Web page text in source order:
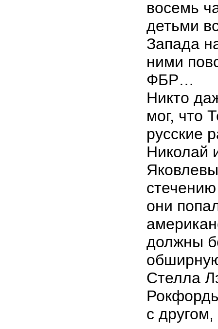
восемь
детьми
Запада
ними
ФБР…
Никто
мог, что
русские
Николай
они
должны
Стелла
с